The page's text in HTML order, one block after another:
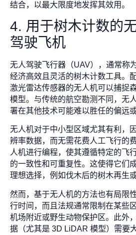
结合，以最大限度地发挥其效用。
4. 用于树木计数的
驾驶飞机
无人驾驶飞行器（UAV），通常称
经济高效且灵活的树木计数工具。
激光雷达传感器的无人机可以捕捉
模型。与传统的航空勘测不同，无
署在其他技术可能难以胜任的偏远
无人机对于中小型区域尤其有利，
辨率数据，而无需花费人工飞行的
人机进行编程，使其遵循特定的飞
的一致性和可重复性。这使得它们
理想选择，例如伐木后的树木再生
然而，基于无人机的方法也有局限
行时间，而且法规通常限制在某些
机场附近或野生动物保护区。此外
据（尤其是 3D LiDAR 模型）需要